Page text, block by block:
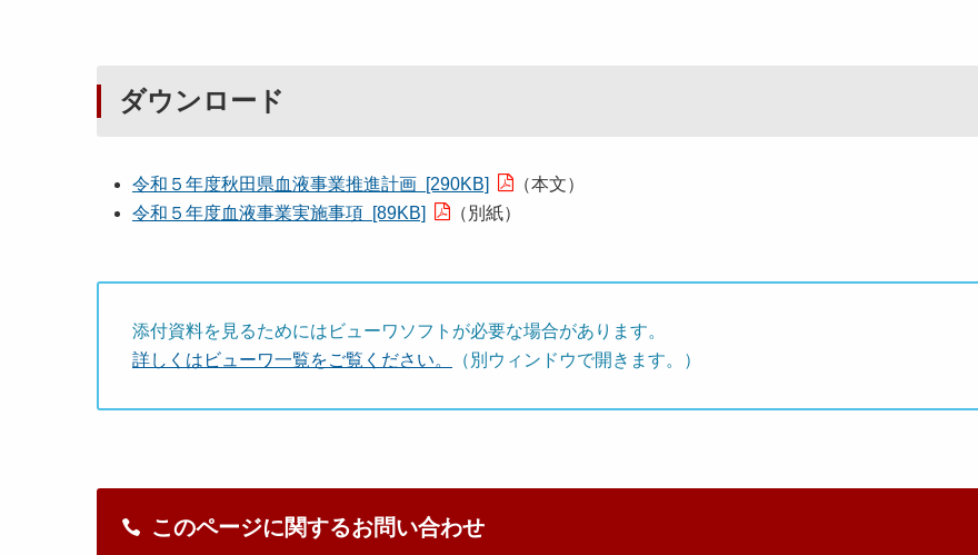
ダウンロード
令和５年度秋田県血液事業推進計画 [290KB]
（本文）
令和５年度血液事業実施事項 [89KB]
（別紙）
添付資料を見るためにはビューワソフトが必要な場合があります。
詳しくはビューワ一覧をご覧ください。
（別ウィンドウで開きます。）
このページに関するお問い合わせ